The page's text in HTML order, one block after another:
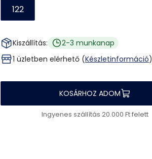
122
Kiszállítás:
2-3 munkanap
1 üzletben elérhető (Készletinformáció)
KOSÁRHOZ ADOM
Ingyenes szállítás 20.000 Ft felett